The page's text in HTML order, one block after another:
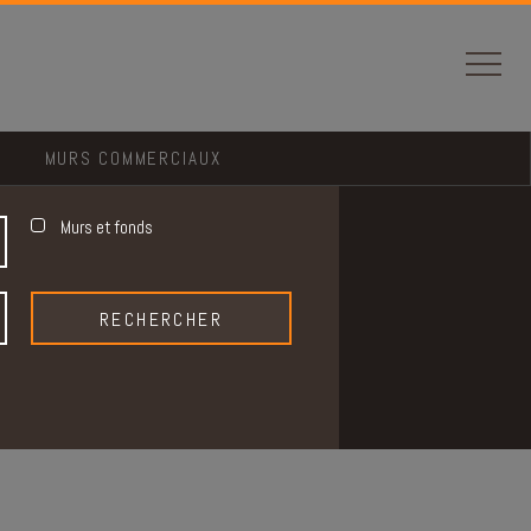
MURS COMMERCIAUX
Murs et fonds
RECHERCHER